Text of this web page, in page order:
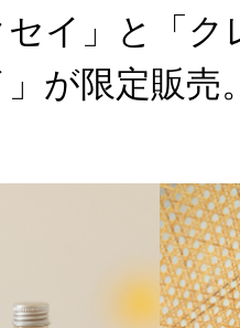
イ」と「
が限定販売